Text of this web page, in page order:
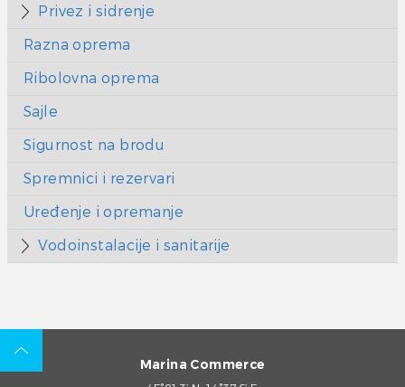
Privez i sidrenje
Razna oprema
Ribolovna oprema
Sajle
Sigurnost na brodu
Spremnici i rezervari
Uređenje i opremanje
Vodoinstalacije i sanitarije
Marina Commerce